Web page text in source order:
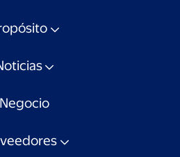
Negocio